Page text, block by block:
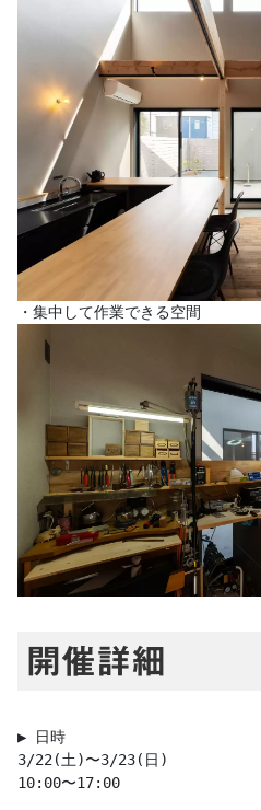
開催詳細
▶︎ 日時
3/22(土)〜3/23(日)
10:00〜17:00